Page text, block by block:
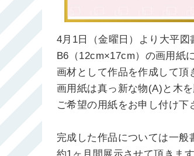
4月1日（金曜日）より大平図
B6（12cm×17cm）の画用紙
画材として作品を作成して頂
画用紙は真っ新な物(A)と木
ご希望の用紙をお申し付け下
完成した作品については一般